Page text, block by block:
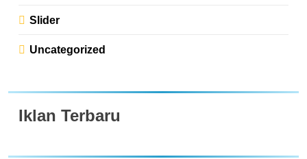
Slider
Uncategorized
Iklan Terbaru